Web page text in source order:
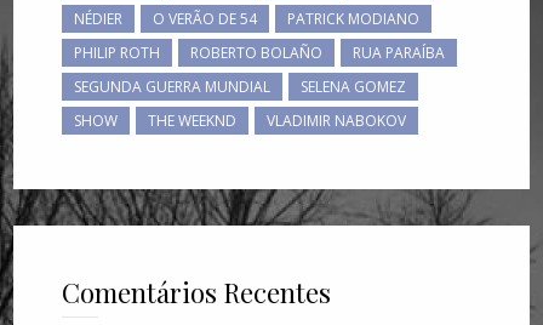
NÉDIER
O VERÃO DE 54
PATRICK MODIANO
PHILIP ROTH
ROBERTO BOLAÑO
RUA PARAÍBA
SEGUNDA GUERRA MUNDIAL
SELENA GOMEZ
SHOW
THE WEEKND VLADIMIR NABOKOV
Comentários Recentes